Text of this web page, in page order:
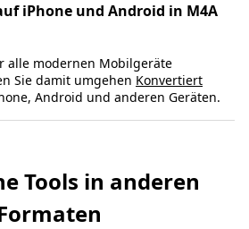
iPhone und Android in M4A
alle modernen Mobilgeräte
Sie damit umgehen Konvertiert
Android und anderen Geräten.
Tools in anderen